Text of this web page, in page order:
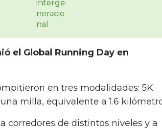
el Global Running Day en
en tres modalidades: 5K
milla, equivalente a 1.6
corredores de distintos niveles y a